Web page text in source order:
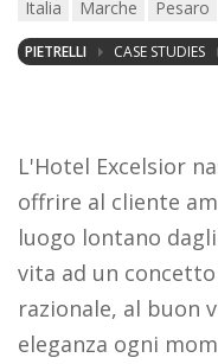
Italia Marche Pesaro
PIETRELLI CASE STUDIES
L'Hotel Excelsior
offrire al cliente
luogo lontano
vita ad un
razionale, al buon
eleganza ogni